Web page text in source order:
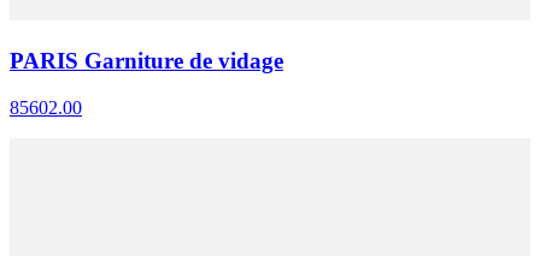
PARIS Garniture de vidage
85602.00